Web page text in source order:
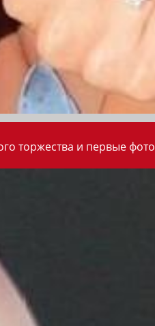
торжества и первые фото